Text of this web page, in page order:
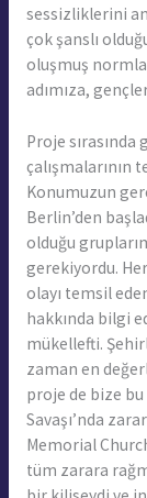
sessizliklerini
çok şanslı
oluşmuş
adımıza,
Proje
çalışmalarının
Konumuzun
Berlin’den
olduğu
gerekiyordu.
olayı temsil
hakkında bilgi
mükellefti.
zaman en
proje de bize bu
Savaşı’nda
Memorial
tüm zarara